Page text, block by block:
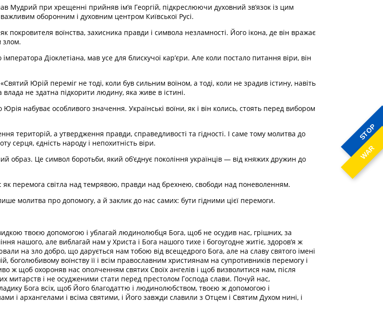
STOP
WAR
Мудрий при хрещенні прийняв ім’я Георгій, підкреслюючи духовний зв’язок із цим
оборонним і духовним центром Київської Русі.
воїнства, захисника правди і символа незламності. Його ікона, де він вражає
злом.
Діоклетіана, мав усе для блискучої кар’єри. Але коли постало питання віри, він
Юрій переміг не тоді, коли був сильним воїном, а тоді, коли не зрадив істину, навіть
не здатна підкорити людину, яка живе в істині.
набуває особливого значення. Українські воїни, як і він колись, стоять перед вибором
територій, а утвердження правди, справедливості та гідності. І саме тому молитва до
серця, єдність народу і непохитність віри.
Це символ боротьби, який об’єднує покоління українців — від княжих дружин до
перемога світла над темрявою, правди над брехнею, свободи над поневоленням.
молитва про допомогу, а й заклик до нас самих: бути гідними цієї перемоги.
твоєю допомогою і ублагай людинолюбця Бога, щоб не осудив нас, грішних, за
нашого, але виблагай нам у Христа і Бога нашого тихе і богоугодне житіє, здоров’я ж
на зло добро, що дарується нам тобою від всещедрого Бога, але на славу святого імені
боголюбивому воїнству її і всім православним християнам на супротивників перемогу і
ж щоб охороняв нас ополченням святих Своїх ангелів і щоб визволитися нам, після
митарств і не осудженими стати перед престолом Господа слави. Почуй нас,
Бога всіх, щоб Його благодаттю і людинолюбством, твоєю ж допомогою і
і архангелами і всіма святими, і Його завжди славили з Отцем і Святим Духом нині, і